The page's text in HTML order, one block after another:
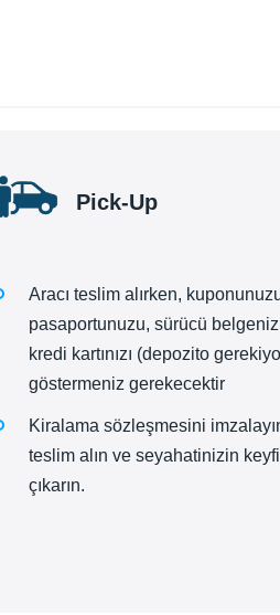
Pick-Up
Aracı teslim alırken,
pasaportunuzu, sürücü
kredi kartınızı (depozito
göstermeniz gerekecektir
Kiralama sözleşmesini
teslim alın ve seyahatinizin
çıkarın.